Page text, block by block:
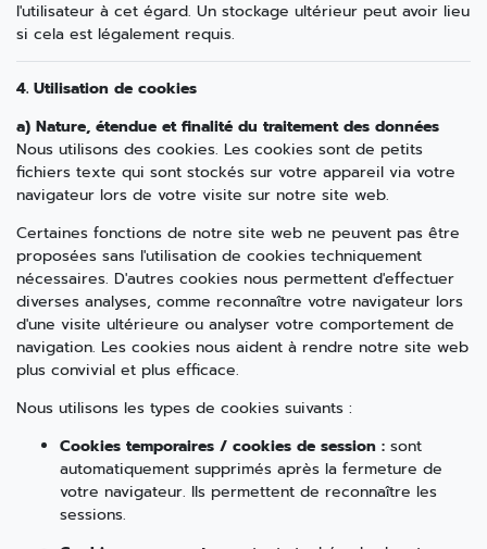
l'utilisateur à cet égard. Un stockage ultérieur peut avoir lieu
si cela est légalement requis.
4. Utilisation de cookies
a) Nature, étendue et finalité du traitement des données
Nous utilisons des cookies. Les cookies sont de petits
fichiers texte qui sont stockés sur votre appareil via votre
navigateur lors de votre visite sur notre site web.
Certaines fonctions de notre site web ne peuvent pas être
proposées sans l'utilisation de cookies techniquement
nécessaires. D'autres cookies nous permettent d'effectuer
diverses analyses, comme reconnaître votre navigateur lors
d'une visite ultérieure ou analyser votre comportement de
navigation. Les cookies nous aident à rendre notre site web
plus convivial et plus efficace.
Nous utilisons les types de cookies suivants :
Cookies temporaires / cookies de session : sont
automatiquement supprimés après la fermeture de
votre navigateur. Ils permettent de reconnaître les
sessions.